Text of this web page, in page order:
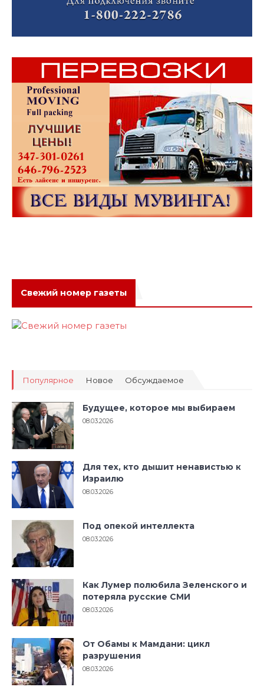
Свежий номер газеты
Популярное Новое Обсуждаемое
Будущее, которое мы выбираем
08.03.2026
Для тех, кто дышит ненавистью к
Израилю
08.03.2026
Под опекой интеллекта
08.03.2026
Как Лумер полюбила Зеленского и
потеряла русские СМИ
08.03.2026
От Обамы к Мамдани: цикл
разрушения
08.03.2026